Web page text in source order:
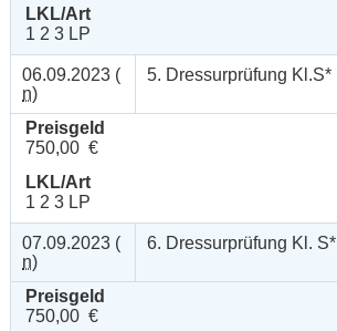
LKL/Art
1 2 3 LP
06.09.2023 (
n)
5. Dressurprüfung Kl.S*
Preisgeld
750,00 €
LKL/Art
1 2 3 LP
07.09.2023 (
n)
6. Dressurprüfung Kl. S*
Preisgeld
750,00 €